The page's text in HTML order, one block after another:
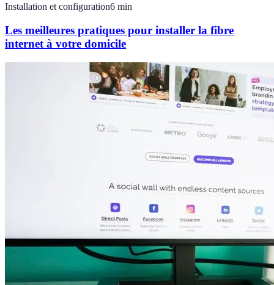
Installation et configuration6 min
Les meilleures pratiques pour installer la fibre
internet à votre domicile